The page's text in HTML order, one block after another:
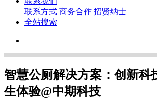
联系方式 商务合作 招贤纳士
全站搜索
智慧公厕解决方案：创新科
生体验@中期科技